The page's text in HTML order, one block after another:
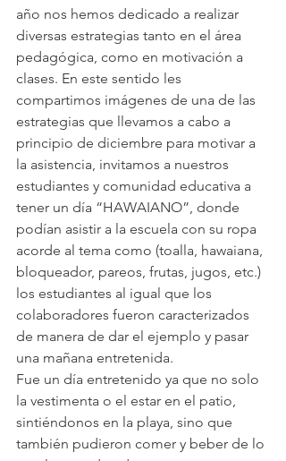
año nos hemos dedicado a realizar
diversas estrategias tanto en el área
pedagógica, como en motivación a
clases. En este sentido les
compartimos imágenes de una de las
estrategias que llevamos a cabo a
principio de diciembre para motivar a
la asistencia, invitamos a nuestros
estudiantes y comunidad educativa a
tener un día “HAWAIANO”, donde
podían asistir a la escuela con su ropa
acorde al tema como (toalla, hawaiana,
bloqueador, pareos, frutas, jugos, etc.)
los estudiantes al igual que los
colaboradores fueron caracterizados
de manera de dar el ejemplo y pasar
una mañana entretenida.
Fue un día entretenido ya que no solo
la vestimenta o el estar en el patio,
sintiéndonos en la playa, sino que
también pudieron comer y beber de lo